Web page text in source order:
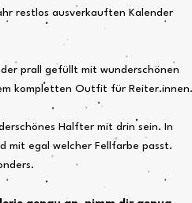
restlos ausverkauften Kalender
prall gefüllt mit wunderschönen
kompletten Outfit für Reiter.innen.
Halfter mit drin sein. In
mit egal welcher Fellfarbe passt.